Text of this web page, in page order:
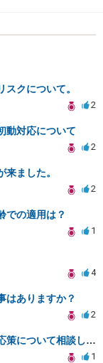
クについて。
2
動対応について
2
ました。
2
での適用は？
1
4
はありますか？
2
SNSでの未成年者録画、法的問題と対応策について相談したい
1